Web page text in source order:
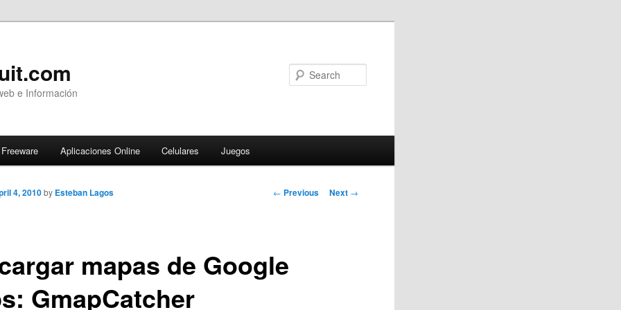
e Información
Freeware Aplicaciones Online Celulares Juegos
Post
← Previous Next →
mapas de Google
GmapCatcher
4, 2010 by Esteban Lagos